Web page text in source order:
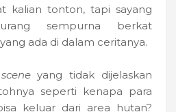
kalian tonton, tapi sayang
sempurna berkat
yang ada di dalam ceritanya.
sceneyang tidak dijelaskan
seperti kenapa para
keluar dari area hutan?